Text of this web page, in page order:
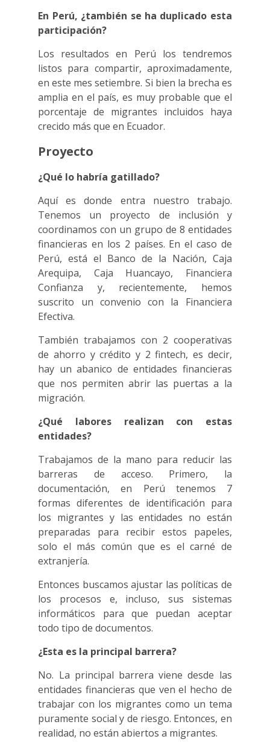
En Perú, ¿también se ha duplicado esta
participación?
Los resultados en Perú los tendremos
listos para compartir, aproximadamente,
en este mes setiembre. Si bien la brecha es
amplia en el país, es muy probable que el
porcentaje de migrantes incluidos haya
crecido más que en Ecuador.
Proyecto
¿Qué lo habría gatillado?
Aquí es donde entra nuestro trabajo.
Tenemos un proyecto de inclusión y
coordinamos con un grupo de 8 entidades
financieras en los 2 países. En el caso de
Perú, está el Banco de la Nación, Caja
Arequipa, Caja Huancayo, Financiera
Confianza y, recientemente, hemos
suscrito un convenio con la Financiera
Efectiva.
También trabajamos con 2 cooperativas
de ahorro y crédito y 2 fintech, es decir,
hay un abanico de entidades financieras
que nos permiten abrir las puertas a la
migración.
¿Qué labores realizan con estas
entidades?
Trabajamos de la mano para reducir las
barreras de acceso. Primero, la
documentación, en Perú tenemos 7
formas diferentes de identificación para
los migrantes y las entidades no están
preparadas para recibir estos papeles,
solo el más común que es el carné de
extranjería.
Entonces buscamos ajustar las políticas de
los procesos e, incluso, sus sistemas
informáticos para que puedan aceptar
todo tipo de documentos.
¿Esta es la principal barrera?
No. La principal barrera viene desde las
entidades financieras que ven el hecho de
trabajar con los migrantes como un tema
puramente social y de riesgo. Entonces, en
realidad, no están abiertos a migrantes.